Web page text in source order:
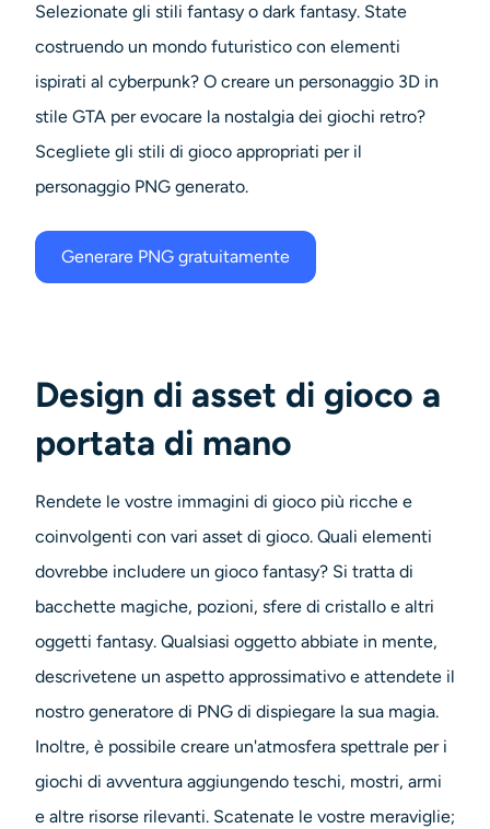
Selezionate gli stili fantasy o dark fantasy. State
costruendo un mondo futuristico con elementi
ispirati al cyberpunk? O creare un personaggio 3D in
stile GTA per evocare la nostalgia dei giochi retro?
Scegliete gli stili di gioco appropriati per il
personaggio PNG generato.
Generare PNG gratuitamente
Design di asset di gioco a
portata di mano
Rendete le vostre immagini di gioco più ricche e
coinvolgenti con vari asset di gioco. Quali elementi
dovrebbe includere un gioco fantasy? Si tratta di
bacchette magiche, pozioni, sfere di cristallo e altri
oggetti fantasy. Qualsiasi oggetto abbiate in mente,
descrivetene un aspetto approssimativo e attendete il
nostro generatore di PNG di dispiegare la sua magia.
Inoltre, è possibile creare un'atmosfera spettrale per i
giochi di avventura aggiungendo teschi, mostri, armi
e altre risorse rilevanti. Scatenate le vostre meraviglie;